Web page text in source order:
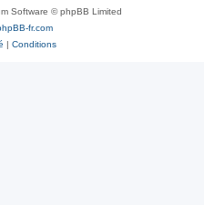
Software © phpBB Limited
fr.com
| Conditions